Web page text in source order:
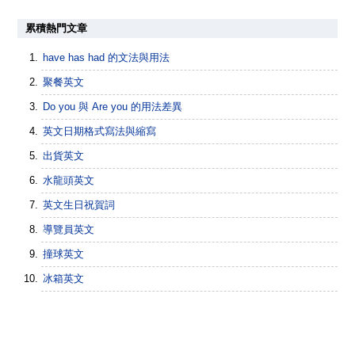
累積熱門文章
have has had 的文法與用法
聚餐英文
Do you 與 Are you 的用法差異
英文日期格式寫法與縮寫
出貨英文
水龍頭英文
英文生日祝賀詞
導覽員英文
撞球英文
冰箱英文